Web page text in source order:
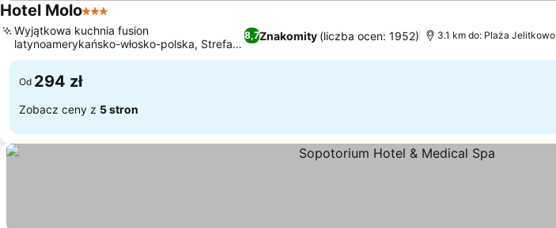
Hotel Molo3 Kategoria
8,7Znakomity (liczba ocen: 1952)
Wyjątkowa kuchnia fusion
latynoamerykańsko-włosko-polska, Strefa
spa z różnorodnymi zabiegami
3.1 km do: Plaża Jelitkowo
Od 294 zł
Zobacz ceny z 5 stron